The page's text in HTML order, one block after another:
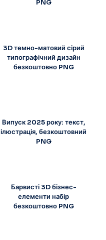
PNG
3D темно-матовий сірий
типографічний дизайн
безкоштовно PNG
Випуск 2025 року: текст,
ілюстрація, безкоштовний
PNG
Барвисті 3D бізнес-
елементи набір
безкоштовно PNG